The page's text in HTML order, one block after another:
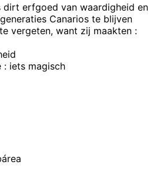
dirt erfgoed van waardigheid en
Canarios te blijven
vergeten, want zij maakten :
: iets magisch